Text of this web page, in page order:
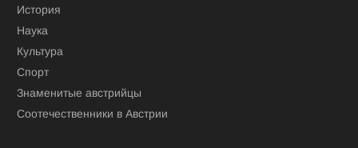
История
Наука
Культура
Спорт
Знаменитые австрийцы
Соотечественники в Австрии